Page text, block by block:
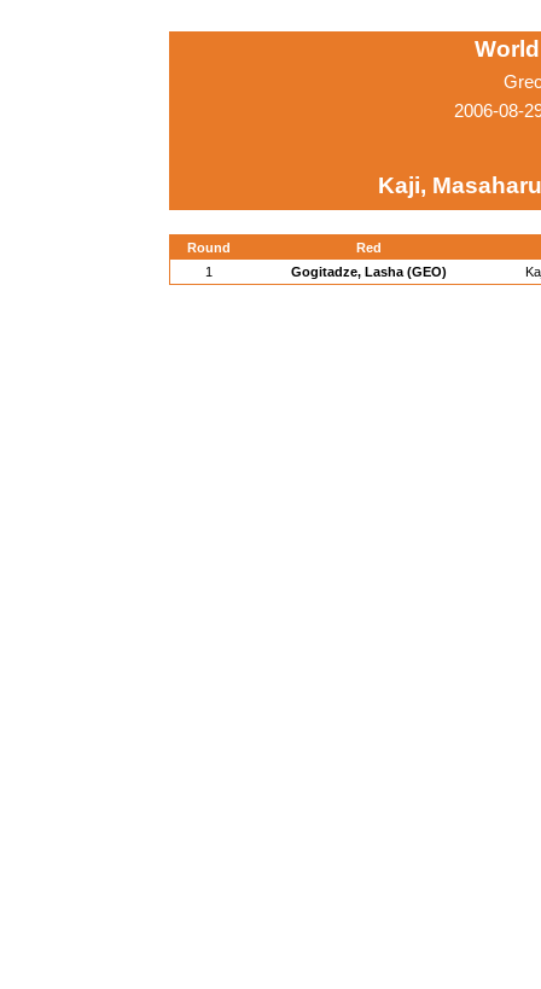
2006-08-
Kaji,
Round
Red
1
Gogitadze, Lasha (GEO)